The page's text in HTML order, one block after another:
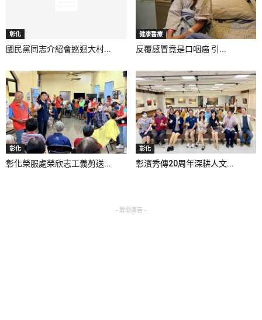
彰化
國民黨同志介紹會巡迴大村...
健康醫療
反覆感冒竟是口咽癌 引...
彰化
彰化榮服處榮欣志工義剪送...
彰化
彰濱秀傳20周年深耕人文...
- 贊助廣告 -